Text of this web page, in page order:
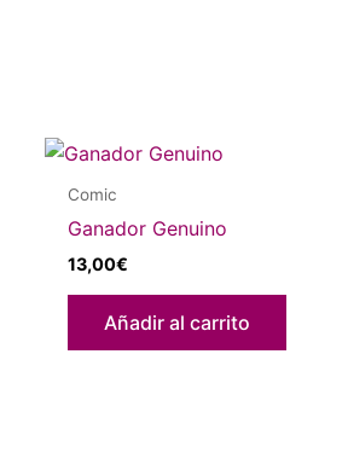
Comic
Ganador Genuino
13,00€
Añadir al carrito